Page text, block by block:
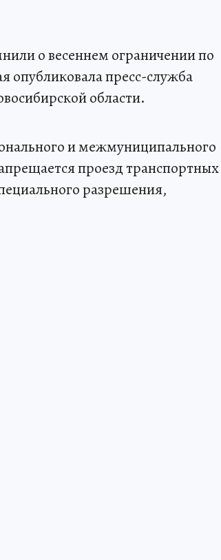
о весеннем ограничении по
пресс-служба
области.
и межмуниципального
проезд транспортных
разрешения,